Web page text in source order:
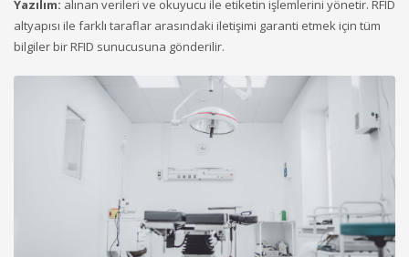
Yazılım: alınan verileri ve okuyucu ile etiketin işlemlerini yönetir. RFID
altyapısı ile farklı taraflar arasındaki iletişimi garanti etmek için tüm
bilgiler bir RFID sunucusuna gönderilir.